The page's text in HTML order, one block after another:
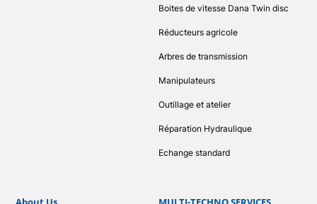
Boites de vitesse Dana Twin disc
Réducteurs agricole
Arbres de transmission
Manipulateurs
Outillage et atelier
Réparation Hydraulique
Echange standard